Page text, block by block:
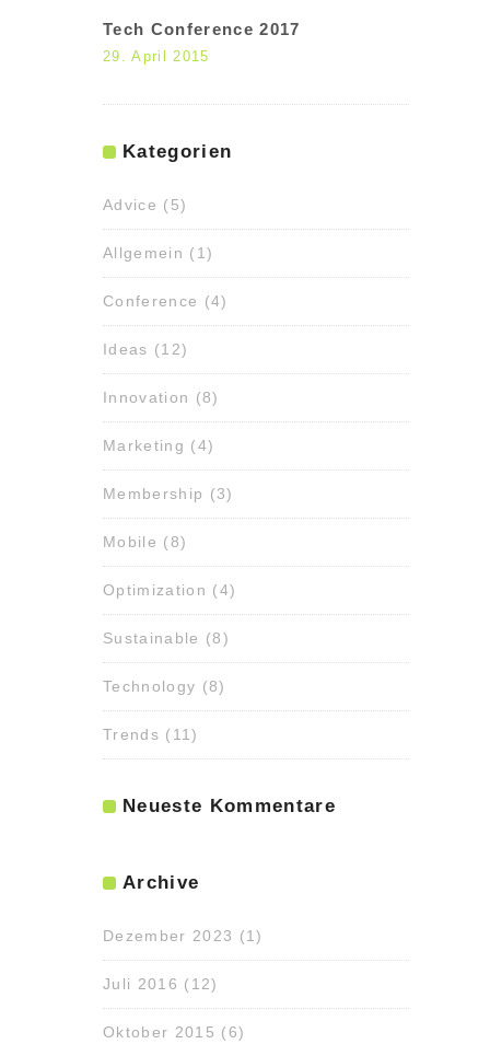
Tech Conference 2017
29. April 2015
Kategorien
Advice (5)
Allgemein (1)
Conference (4)
Ideas (12)
Innovation (8)
Marketing (4)
Membership (3)
Mobile (8)
Optimization (4)
Sustainable (8)
Technology (8)
Trends (11)
Neueste Kommentare
Archive
Dezember 2023 (1)
Juli 2016 (12)
Oktober 2015 (6)